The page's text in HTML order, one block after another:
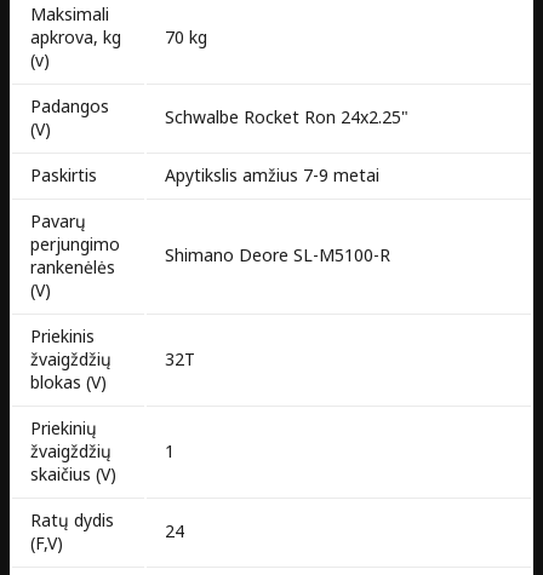
Maksimali
apkrova, kg
(v)
70 kg
Padangos
(V)
Schwalbe Rocket Ron 24x2.25"
Paskirtis
Apytikslis amžius 7-9 metai
Pavarų
perjungimo
rankenėlės
(V)
Shimano Deore SL-M5100-R
Priekinis
žvaigždžių
blokas (V)
32T
Priekinių
žvaigždžių
skaičius (V)
1
Ratų dydis
(F,V)
24